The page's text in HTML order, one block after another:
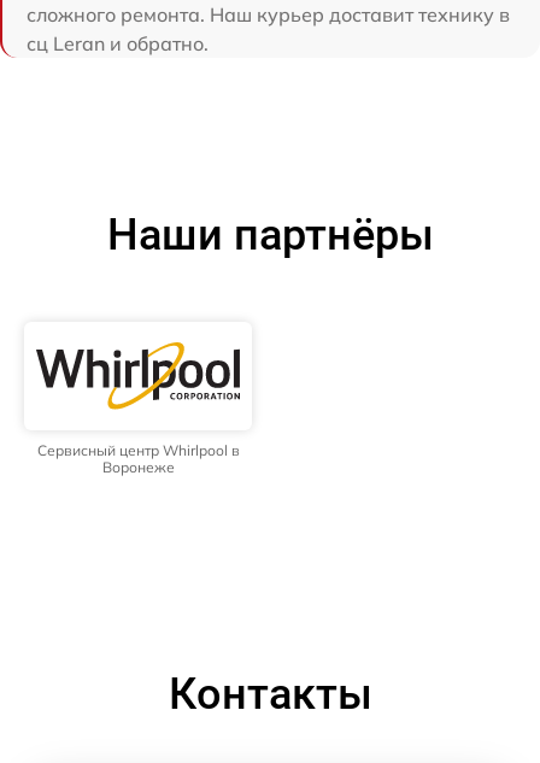
сложного ремонта. Наш курьер доставит технику в
сц Leran и обратно.
Наши партнёры
Сервисный центр Whirlpool в
Воронеже
Контакты